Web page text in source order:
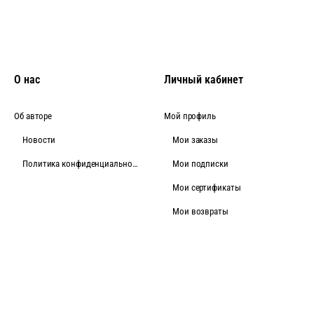
О нас
Об авторе
Новости
Политика конфиденциальности
Личный кабинет
Мой профиль
Мои заказы
Мои подписки
Мои сертификаты
Мои возвраты